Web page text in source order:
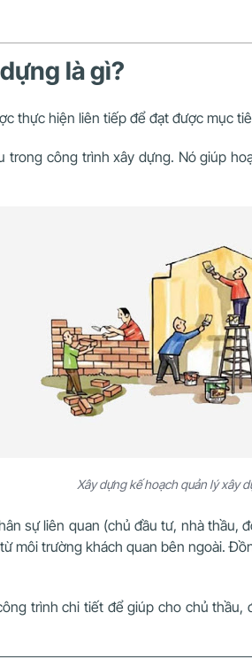
là gì?
thực hiện liên tiếp để đạt được mục
công trình xây dựng. Nó giúp
Xây dựng kế hoạch quản lý xây
sự liên quan (chủ đầu tư, nhà
môi trường khách quan bên ngoài.
trình chi tiết để giúp cho chủ thầu,